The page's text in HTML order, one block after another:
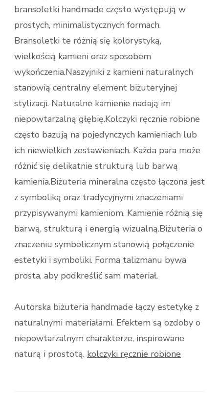
bransoletki handmade często występują w
prostych, minimalistycznych formach.
Bransoletki te różnią się kolorystyką,
wielkością kamieni oraz sposobem
wykończenia.Naszyjniki z kamieni naturalnych
stanowią centralny element biżuteryjnej
stylizacji. Naturalne kamienie nadają im
niepowtarzalną głębię.Kolczyki ręcznie robione
często bazują na pojedynczych kamieniach lub
ich niewielkich zestawieniach. Każda para może
różnić się delikatnie strukturą lub barwą
kamienia.Biżuteria mineralna często łączona jest
z symboliką oraz tradycyjnymi znaczeniami
przypisywanymi kamieniom. Kamienie różnią się
barwą, strukturą i energią wizualną.Biżuteria o
znaczeniu symbolicznym stanowią połączenie
estetyki i symboliki. Forma talizmanu bywa
prosta, aby podkreślić sam materiał.
Autorska biżuteria handmade łączy estetykę z
naturalnymi materiałami. Efektem są ozdoby o
niepowtarzalnym charakterze, inspirowane
naturą i prostotą. kolczyki ręcznie robione